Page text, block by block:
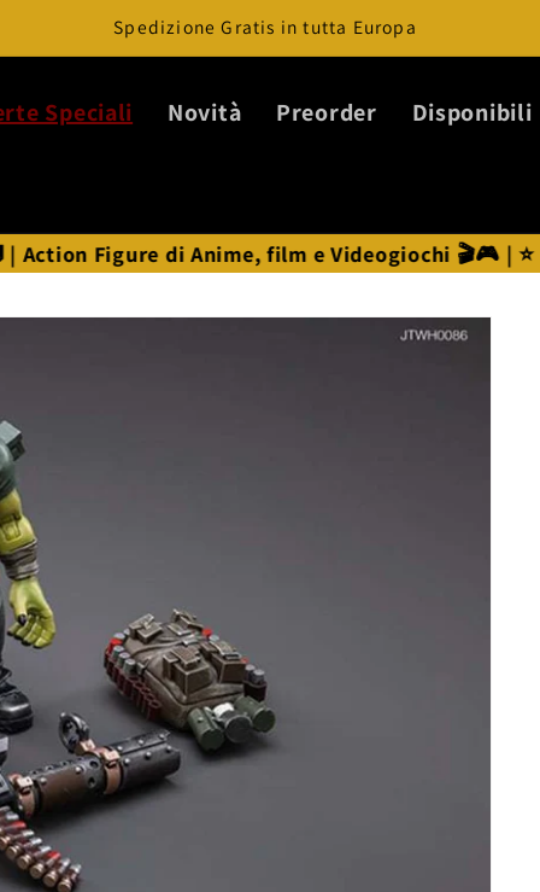
Spedizione Gratis in tutta Europa
Speciali Novità Preorder Disponibili
Anime, film e Videogiochi 🎬🎮 | ⭐ Statue Anime